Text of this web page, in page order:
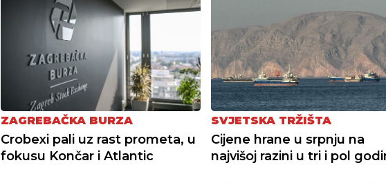
ZAGREBAČKA BURZA
Crobexi pali uz rast prometa, u
fokusu Končar i Atlantic
SVJETSKA TRŽIŠTA
Cijene hrane u srpnju na
najvišoj razini u tri i pol